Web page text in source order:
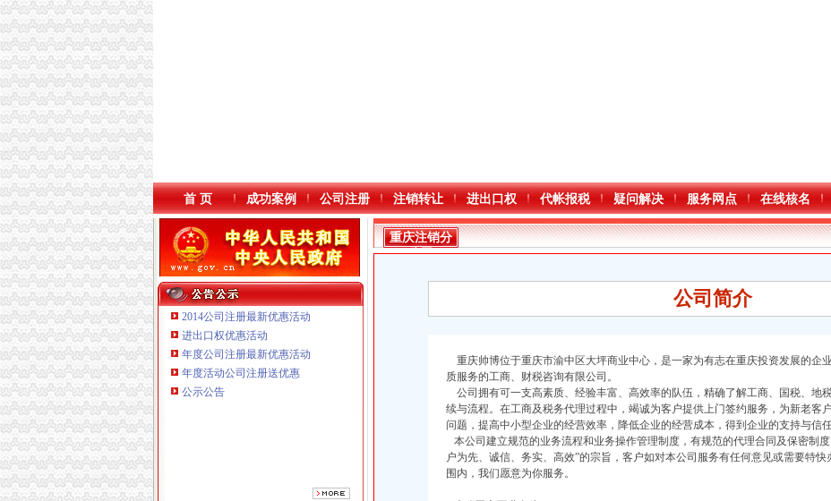
本站导航
首 页 成功案例 公司注册 注销转让 进出口权 代帐报税 疑问解决 服务网点 在线核名
2014公司注册最新优惠活动
进出口权优惠活动
年度公司注册最新优惠活动
年度活动公司注册送优惠
公示公告
重庆鸽牌电线电缆有限公司 渝北10010万 (进出口权)
重庆注销分
公司
公司简介
重庆帅博位于重庆市渝中区大坪商业中心，是一家为有志在重庆投资发展的企
质服务的工商、财税咨询有限公司。
公司拥有可一支高素质、经验丰富、高效率的队伍，精确了解工商、国税、地
续与流程。在工商及税务代理过程中，竭诚为客户提供上门签约服务，为新老客
问题，提高中小型企业的经营效率，降低企业的经营成本，得到企业的支持与信任
本公司建立规范的业务流程和业务操作管理制度，有规范的代理合同及保密制
户为先、诚信、务实、高效”的宗旨，客户如对本公司服务有任何意见或需要特
围内，我们愿意为你服务。